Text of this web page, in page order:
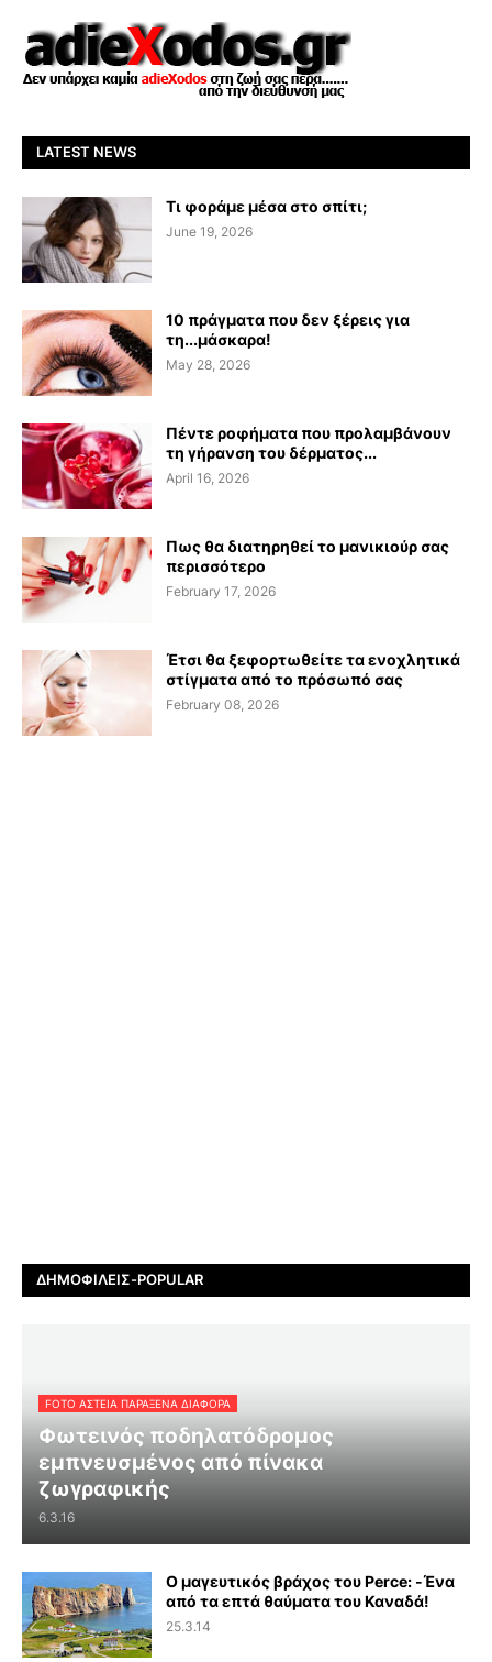
LATEST NEWS
Τι φοράμε μέσα στο σπίτι;
June 19, 2026
10 πράγματα που δεν ξέρεις για
τη...μάσκαρα!
May 28, 2026
Πέντε ροφήματα που προλαμβάνουν
τη γήρανση του δέρματος...
April 16, 2026
Πως θα διατηρηθεί το μανικιούρ σας
περισσότερο
February 17, 2026
Έτσι θα ξεφορτωθείτε τα ενοχλητικά
στίγματα από το πρόσωπό σας
February 08, 2026
ΔΗΜΟΦΙΛΕΊΣ-POPULAR
FOTO ΑΣΤΕΙΑ ΠΑΡΑΞΕΝΑ ΔΙΑΦΟΡΑ
Φωτεινός ποδηλατόδρομος
εμπνευσμένος από πίνακα
ζωγραφικής
6.3.16
Ο μαγευτικός βράχος του Perce: -Ένα
από τα επτά θαύματα του Καναδά!
25.3.14